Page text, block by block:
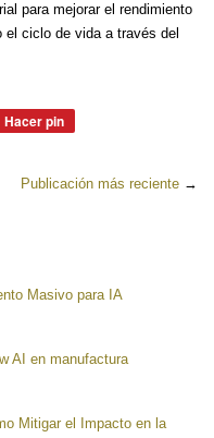
para mejorar el rendimiento
ciclo de vida a través del
Hacer pin
Publicación más reciente →
Masivo para IA
AI en manufactura
Mitigar el Impacto en la